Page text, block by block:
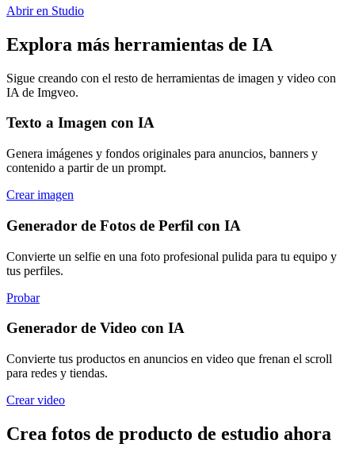
Abrir en Studio
Explora más herramientas de IA
Sigue creando con el resto de herramientas de imagen y video con
IA de Imgveo.
Texto a Imagen con IA
Genera imágenes y fondos originales para anuncios, banners y
contenido a partir de un prompt.
Crear imagen
Generador de Fotos de Perfil con IA
Convierte un selfie en una foto profesional pulida para tu equipo y
tus perfiles.
Probar
Generador de Video con IA
Convierte tus productos en anuncios en video que frenan el scroll
para redes y tiendas.
Crear video
Crea fotos de producto de estudio ahora